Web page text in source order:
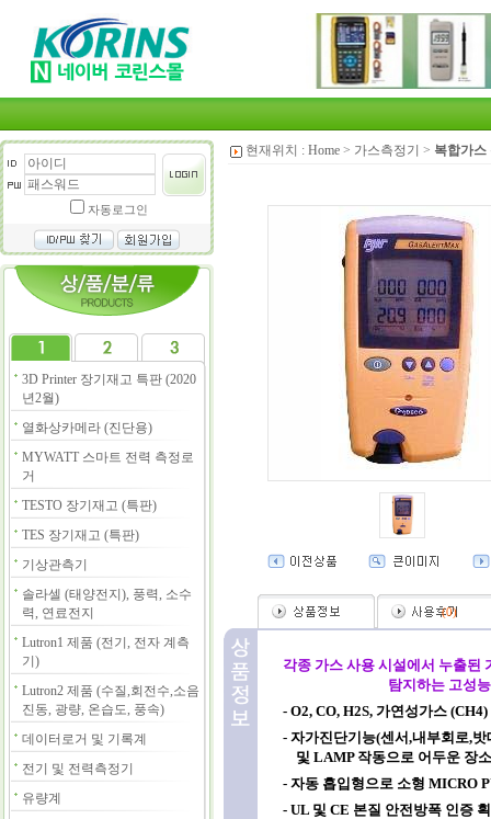
자동로그인
3D Printer 장기재고 특판 (2020
년2월)
열화상카메라 (진단용)
MYWATT 스마트 전력 측정로
거
TESTO 장기재고 (특판)
TES 장기재고 (특판)
기상관측기
솔라셀 (태양전지), 풍력, 소수
력, 연료전지
Lutron1 제품 (전기, 전자 계측
기)
Lutron2 제품 (수질,회전수,소음
진동, 광량, 온습도, 풍속)
데이터로거 및 기록계
전기 및 전력측정기
유량계
현재위치 : Home > 가스측정기 > 복합가스
(0)
각종 가스 사용 시설에서 누출된
탐지하는 고성능 자동
- O2, CO, H2S, 가연성가스 (CH4)
- 자가진단기능(센서,내부회로,
및 LAMP 작동으로 어두운 장
- 자동 흡입형으로 소형 MICRO
- UL 및 CE 본질 안전방폭 인증